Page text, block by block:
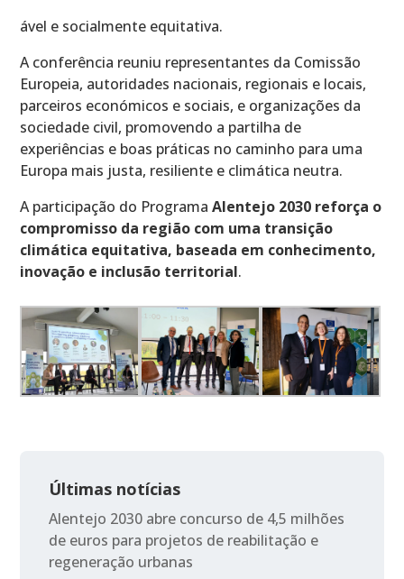
ável e socialmente equitativa.
A conferência reuniu representantes da Comissão
Europeia, autoridades nacionais, regionais e locais,
parceiros económicos e sociais, e organizações da
sociedade civil, promovendo a partilha de
experiências e boas práticas no caminho para uma
Europa mais justa, resiliente e climática neutra.
A participação do ProgramaAlentejo 2030 reforça o
compromisso da região com uma transição
climática equitativa, baseada em conhecimento,
inovação e inclusão territorial.
Últimas notícias
Alentejo 2030 abre concurso de 4,5 milhões
de euros para projetos de reabilitação e
regeneração urbanas